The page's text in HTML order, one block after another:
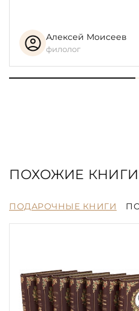
Алексей Моисеев
филолог
ПОХОЖИЕ КНИГИ
ПОДАРОЧНЫЕ КНИГИ